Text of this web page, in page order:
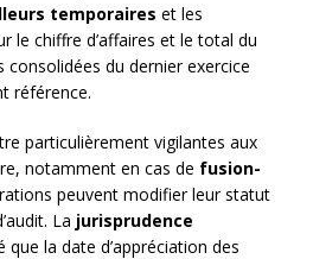
temporaires et les
le chiffre d’affaires et le total du
du dernier exercice
référence.
particulièrement vigilantes aux
notamment en cas de fusion-
peuvent modifier leur statut
La jurisprudence
que la date d’appréciation des